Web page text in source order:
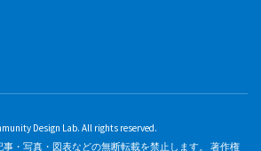
Design Lab. All rights reserved.
・写真・図表などの無断転載を禁止します。 著作権